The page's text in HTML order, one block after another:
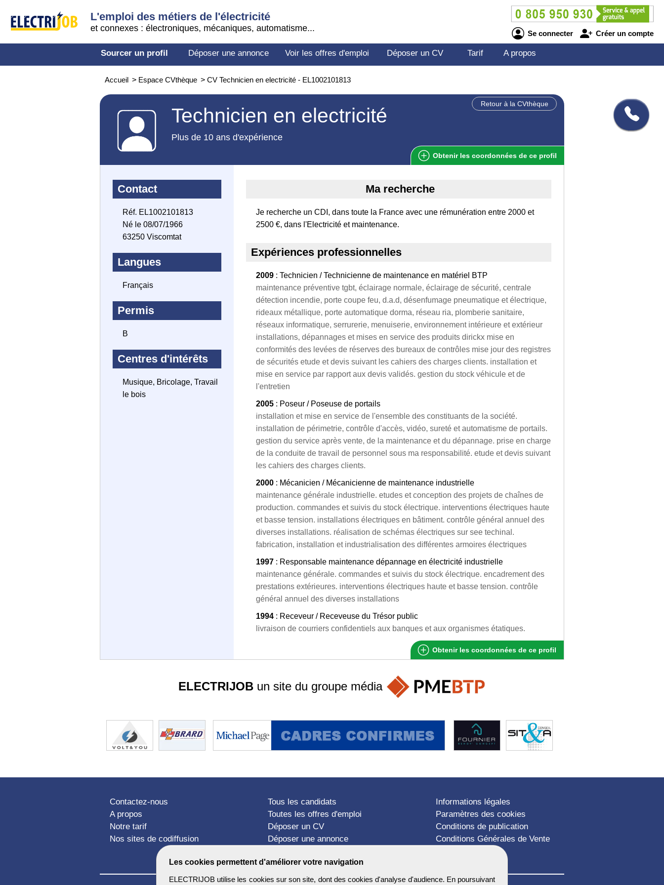
L'emploi des métiers de l'électricité
et connexes : électroniques, mécaniques, automatisme...
Se connecter Créer un compte
Sourcer un profil Déposer une annonce Voir les offres d'emploi Déposer un CV Tarif A propos
Accueil > Espace CVthèque > CV Technicien en electricité - EL1002101813
Retour à la CVthèque
Technicien en electricité
Plus de 10 ans d'expérience
Obtenir les coordonnées de ce profil
Contact
Réf. EL1002101813
Né le 08/07/1966
63250 Viscomtat
Langues
Français
Permis
B
Centres d'intérêts
Musique, Bricolage, Travail
le bois
Ma recherche
Je recherche un CDI, dans toute la France avec une rémunération entre 2000 et
2500 €, dans l'Electricité et maintenance.
Expériences professionnelles
2009 : Technicien / Technicienne de maintenance en matériel BTP
maintenance préventive tgbt, éclairage normale, éclairage de sécurité, centrale
détection incendie, porte coupe feu, d.a.d, désenfumage pneumatique et électrique,
rideaux métallique, porte automatique dorma, réseau ria, plomberie sanitaire,
réseaux informatique, serrurerie, menuiserie, environnement intérieure et extérieur
installations, dépannages et mises en service des produits dirickx mise en
conformités des levées de réserves des bureaux de contrôles mise jour des registres
de sécurités etude et devis suivant les cahiers des charges clients. installation et
mise en service par rapport aux devis validés. gestion du stock véhicule et de
l'entretien
2005 : Poseur / Poseuse de portails
installation et mise en service de l'ensemble des constituants de la société.
installation de périmetrie, contrôle d'accès, vidéo, sureté et automatisme de portails.
gestion du service après vente, de la maintenance et du dépannage. prise en charge
de la conduite de travail de personnel sous ma responsabilité. etude et devis suivant
les cahiers des charges clients.
2000 : Mécanicien / Mécanicienne de maintenance industrielle
maintenance générale industrielle. etudes et conception des projets de chaînes de
production. commandes et suivis du stock électrique. interventions électriques haute
et basse tension. installations électriques en bâtiment. contrôle général annuel des
diverses installations. réalisation de schémas électriques sur see techinal.
fabrication, installation et industrialisation des différentes armoires électriques
1997 : Responsable maintenance dépannage en électricité industrielle
maintenance générale. commandes et suivis du stock électrique. encadrement des
prestations extérieures. interventions électriques haute et basse tension. contrôle
général annuel des diverses installations
1994 : Receveur / Receveuse du Trésor public
livraison de courriers confidentiels aux banques et aux organismes étatiques.
Obtenir les coordonnées de ce profil
Les cookies permettent d'améliorer votre navigation
ELECTRIJOB utilise les cookies sur son site, dont des cookies d'analyse d'audience. En poursuivant
ELECTRIJOBun site du groupe média
Contactez-nous
A propos
Notre tarif
Nos sites de codiffusion
Tous les candidats
Toutes les offres d'emploi
Déposer un CV
Déposer une annonce
Informations légales
Paramètres des cookies
Conditions de publication
Conditions Générales de Vente